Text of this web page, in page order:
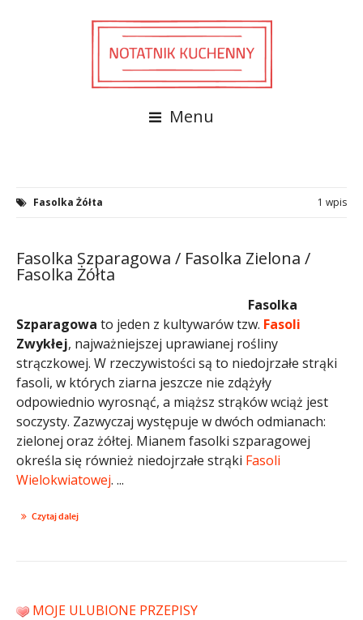
Menu
Fasolka Żółta 1 wpis
Fasolka Szparagowa / Fasolka Zielona /
Fasolka Żółta
Fasolka
Szparagowa to jeden z kultywarów tzw. Fasoli
Zwykłej, najważniejszej uprawianej rośliny
strączkowej. W rzeczywistości są to niedojrzałe strąki
fasoli, w których ziarna jeszcze nie zdążyły
odpowiednio wyrosnąć, a miąższ strąków wciąż jest
soczysty. Zazwyczaj występuje w dwóch odmianach:
zielonej oraz żółtej. Mianem fasolki szparagowej
określa się również niedojrzałe strąki Fasoli
Wielokwiatowej. ...
Czytaj dalej
MOJE ULUBIONE PRZEPISY